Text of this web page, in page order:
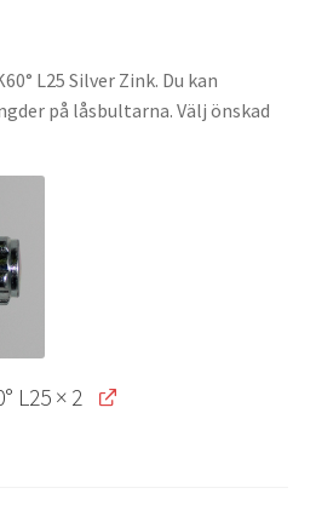
L25 Silver Zink. Du kan
på låsbultarna. Välj önskad
L25× 2